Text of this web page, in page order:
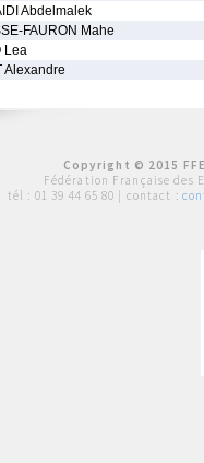
Abdelmalek
FAURON Mahe
Lea
Alexandre
Copyright © 2015
Fédération Française des
tél : 01 39 44 65 80 | contact :